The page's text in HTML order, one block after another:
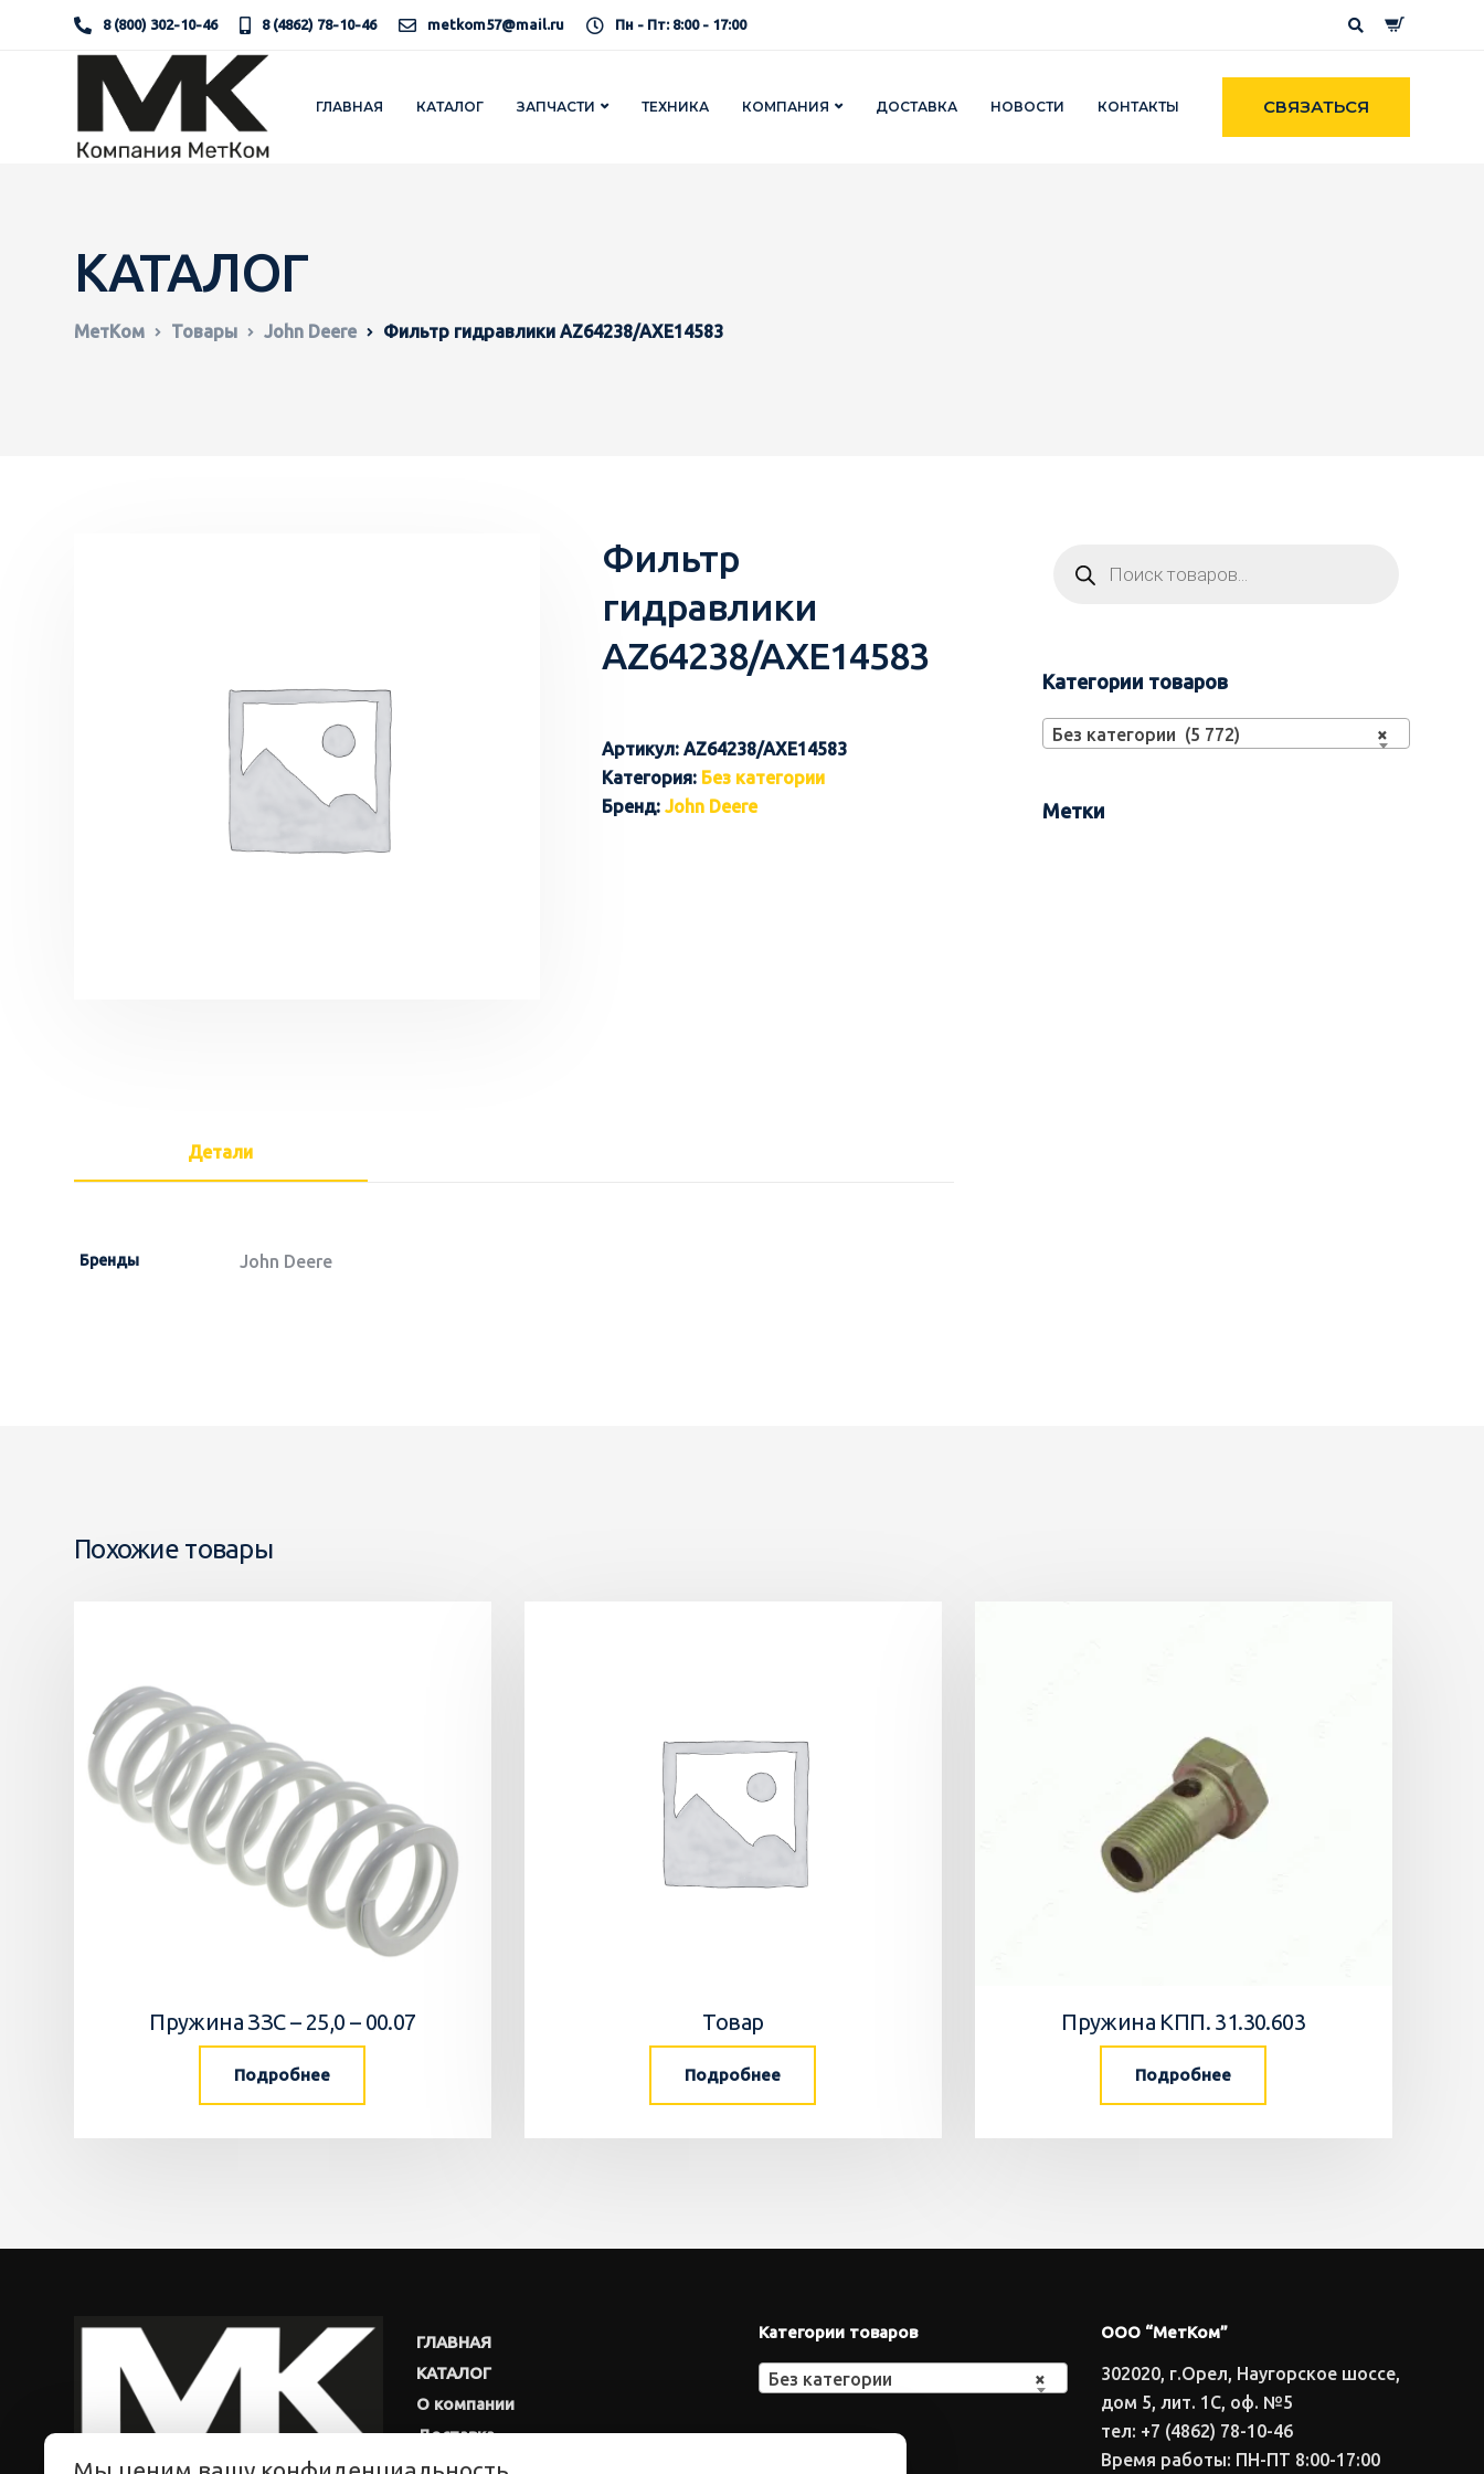
8 (800) 302-10-46 8 (4862) 78-10-46 metkom57@mail.ru Пн - Пт: 8:00 - 17:00
ГЛАВНАЯ КАТАЛОГ ЗАПЧАСТИ ТЕХНИКА КОМПАНИЯ ДОСТАВКА НОВОСТИ КОНТАКТЫ СВЯЗАТЬСЯ
КАТАЛОГ
МетКом Товары John Deere Фильтр гидравлики AZ64238/AXE14583
Фильтр
гидравлики
AZ64238/AXE14583
Артикул: AZ64238/AXE14583
Категория: Без категории
Бренд: John Deere
Детали
Бренды John Deere
Категории товаров
×
Без категории (5 772)
Метки
Похожие товары
Пружина ЗЗС – 25,0 – 00.07
Подробнее
Товар
Подробнее
Пружина КПП. 31.30.603
Подробнее
ГЛАВНАЯ
КАТАЛОГ
О компании
Доставка
Новости
Категории товаров
×
Без категории
ООО “МетКом”
302020, г.Орел, Наугорское шоссе,
дом 5, лит. 1С, оф. №5
тел: +7 (4862) 78-10-46
Время работы: ПН-ПТ 8:00-17:00